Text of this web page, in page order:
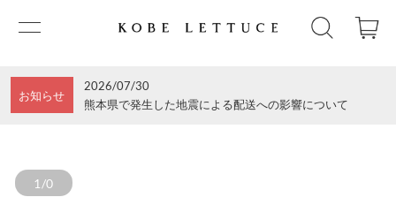
お知らせ
2026/07/30
熊本県で発生した地震による配送への影響について
1/0